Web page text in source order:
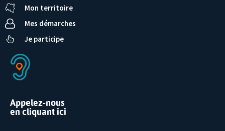
Mon territoire
Mes démarches
Je participe
Appelez-nous
en cliquant ici